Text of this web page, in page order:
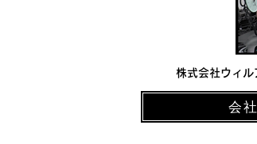
株式会社ウィ
会